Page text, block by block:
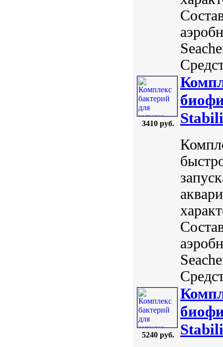
3410 руб.
5240 руб.